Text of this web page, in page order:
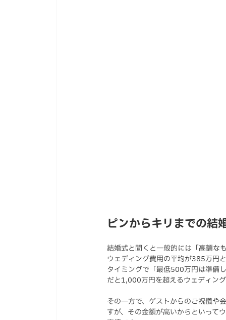
ピンからキリまでの結
結婚式と聞くと一般的には「高額な
ウェディング費用の平均が385万円
タイミングで「最低500万円は準備
だと1,000万円を超えるウェディング
その一方で、ゲストからのご祝儀や
すが、その金額が高いからといって